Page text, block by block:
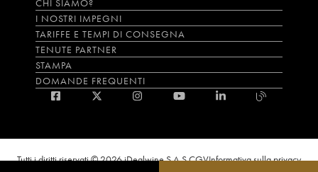
CHI SIAMO?
I NOSTRI IMPEGNI
TARIFFE E TEMPI DI CONSEGNA
TENUTE PARTNER
STAMPA
DOMANDE FREQUENTI
Tutti i diritti riservati © 2026 iDealwine S.A.S.CGVInformativa sulla privacy